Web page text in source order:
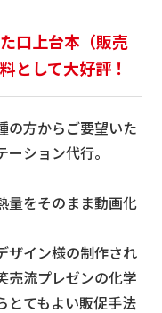
口上台本（販売
として大好評！
の方からご要望いた
ション代行。
量をそのまま動画化
ザイン様の制作され
売流プレゼンの化学
とてもよい販促手法